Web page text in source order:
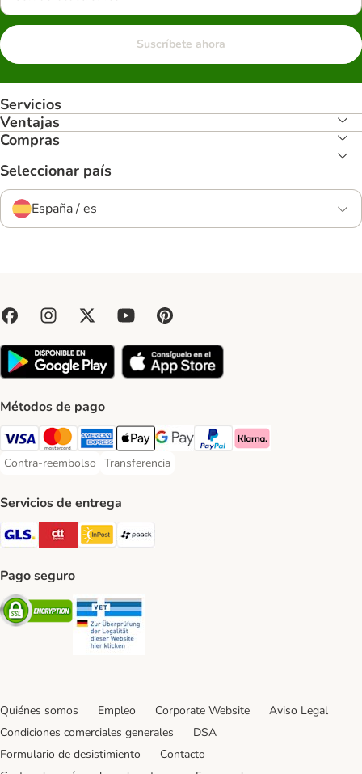
Suscríbete ahora
Servicios
Ventajas
Compras
Seleccionar país
España / es
Métodos de pago
Visa Payment Method
Mastercard Payment Method
American Express Payment Method
Apple Pay Payment Method
Google Pay Payment Method
PayPal Payment Method
Klarna Payment Method
Contra-reembolso
Contra-reembolso Payment Method
Transferencia
Transferencia Payment Method
Servicios de entrega
GLS Shipping Method
CTTExpress Shipping Method
InPost Shipping Method
Pago seguro
Security
Quiénes somos Empleo Corporate Website
Aviso Legal
Condiciones comerciales generales
DSA
Formulario de desistimiento
Contacto